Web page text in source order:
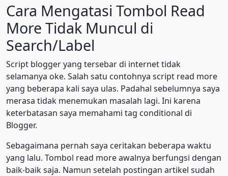
Cara Mengatasi Tombol Read
More Tidak Muncul di
Search/Label
Script blogger yang tersebar di internet tidak
selamanya oke. Salah satu contohnya script read more
yang beberapa kali saya ulas. Padahal sebelumnya saya
merasa tidak menemukan masalah lagi. Ini karena
keterbatasan saya memahami tag conditional di
Blogger.
Sebagaimana pernah saya ceritakan beberapa waktu
yang lalu. Tombol read more awalnya berfungsi dengan
baik-baik saja. Namun setelah postingan artikel sudah